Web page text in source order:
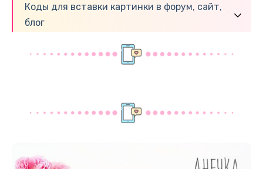
Коды для вставки картинки в форум, сайт,
блог